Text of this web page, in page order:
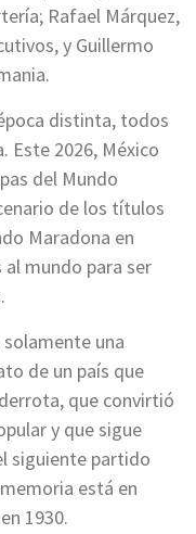
Rafael Márquez,
y Guillermo
distinta, todos
Este 2026, México
del Mundo
de los títulos
Maradona en
al mundo para ser
una
de un país que
que convirtió
y que sigue
siguiente partido
está en
1930.